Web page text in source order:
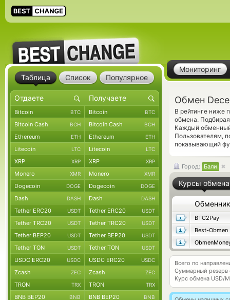
Мониторинг
Обмен
В рейтинге ниже
обмена.
Каждый
Пользователям,
показывающий
Город: Бали
Курсы обмена
Обменник
BTC2Pay
Best-Obmen
Всего по
Суммарный резерв
Курс обмена USD/
Таблица Список Популярное
Bitcoin BTC Bitcoin BTC
Bitcoin Cash BCH Bitcoin Cash BCH
Ethereum ETH Ethereum ETH
Litecoin LTC Litecoin LTC
XRP XRP XRP XRP
Monero XMR Monero XMR
Dogecoin DOGE Dogecoin DOGE
Dash DASH Dash DASH
Tether ERC20 USDT Tether ERC20 USDT
Tether TRC20 USDT Tether TRC20 USDT
Tether BEP20 USDT Tether BEP20 USDT
Tether TON USDT Tether TON USDT
USDC ERC20 USDC USDC ERC20 USDC
Zcash ZEC Zcash ZEC
TRON TRX TRON TRX
BNB BEP20 BNB BNB BEP20 BNB